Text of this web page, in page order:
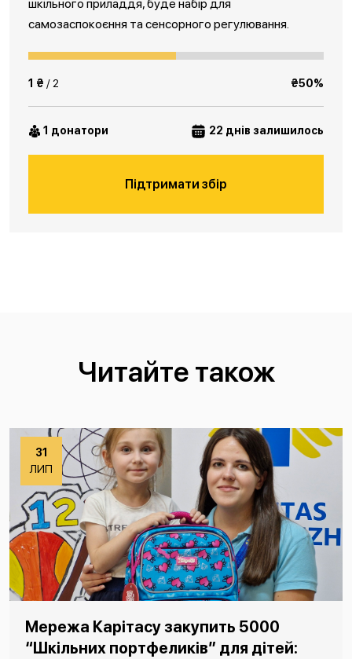
шкільного приладдя, буде набір для
самозаспокоєння та сенсорного регулювання.
1 ₴ / 2 ₴50%
1 донатори 22 днів залишилось
Підтримати збір
Читайте також
31
ЛИП
Мережа Карітасу закупить 5000
“Шкільних портфеликів” для дітей: